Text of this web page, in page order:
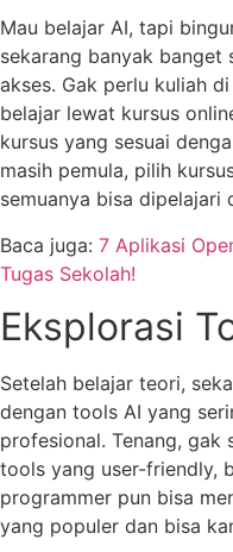
Mau belajar AI, tapi
sekarang banyak banget
akses. Gak perlu kuliah
belajar lewat kursus
kursus yang sesuai
masih pemula, pilih
semuanya bisa dipelajari
Baca juga: 7 Aplikasi
Tugas Sekolah!
Eksplorasi
Setelah belajar teori,
dengan tools AI yang
profesional. Tenang, gak
tools yang user-friendly,
programmer pun bisa
yang populer dan bisa